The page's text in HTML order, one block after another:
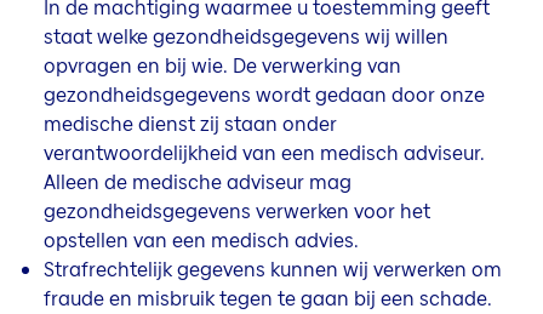
In de machtiging waarmee u toestemming geeft
staat welke gezondheidsgegevens wij willen
opvragen en bij wie. De verwerking van
gezondheidsgegevens wordt gedaan door onze
medische dienst zij staan onder
verantwoordelijkheid van een medisch adviseur.
Alleen de medische adviseur mag
gezondheidsgegevens verwerken voor het
opstellen van een medisch advies.
Strafrechtelijk gegevens kunnen wij verwerken om
fraude en misbruik tegen te gaan bij een schade.